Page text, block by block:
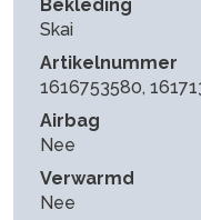
Bekleding
Skai
Artikelnummer
1616753580,
Airbag
Nee
Verwarmd
Nee